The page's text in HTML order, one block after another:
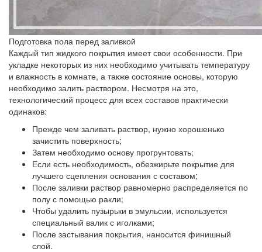
Подготовка пола перед заливкой
Каждый тип жидкого покрытия имеет свои особенности. При
укладке некоторых из них необходимо учитывать температуру
и влажность в комнате, а также состояние основы, которую
необходимо залить раствором. Несмотря на это,
технологический процесс для всех составов практически
одинаков:
Прежде чем заливать раствор, нужно хорошенько
зачистить поверхность;
Затем необходимо основу прогрунтовать;
Если есть необходимость, обезжирьте покрытие для
лучшего сцепления основания с составом;
После заливки раствор равномерно распределяется по
полу с помощью ракли;
Чтобы удалить пузырьки в эмульсии, используется
специальный валик с иголками;
После застывания покрытия, наносится финишный
слой.